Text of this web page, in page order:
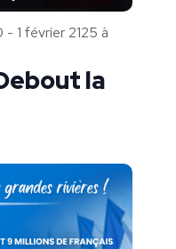
la
- 1 février 2125 à